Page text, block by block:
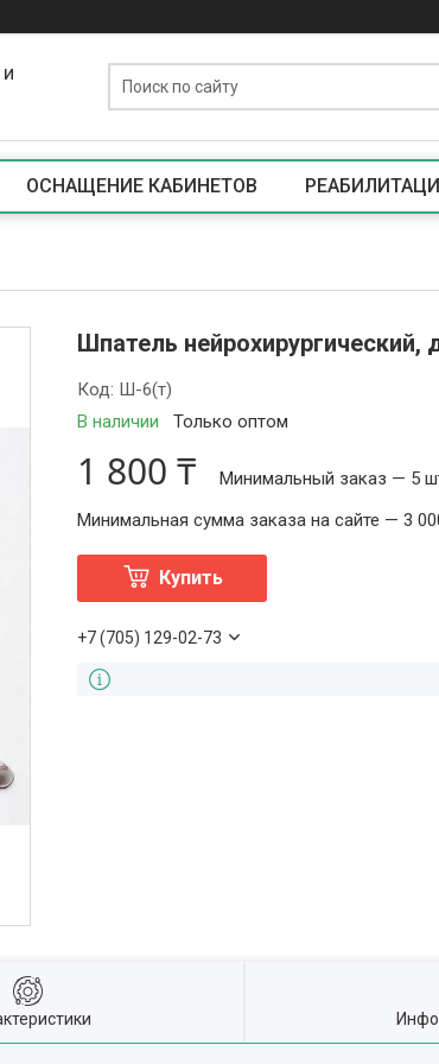
ОСНАЩЕНИЕ КАБИНЕТОВ
Шпатель
В наличии Только оптом
Код: Ш-6(т)
1 800 ₸
Минимальный заказ — 5
Минимальная сумма заказа на сайте — 3
Купить
+7 (705) 129-02-73